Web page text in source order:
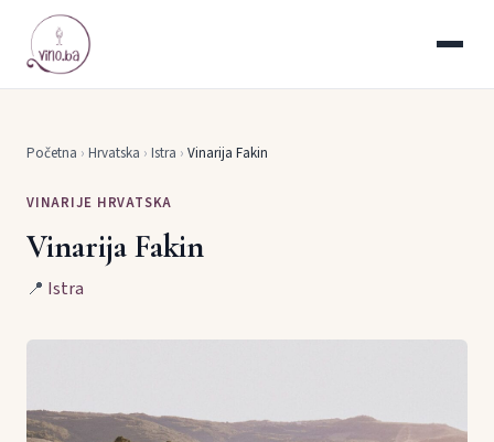
Početna › Hrvatska › Istra › Vinarija Fakin
VINARIJE HRVATSKA
Vinarija Fakin
📍 Istra